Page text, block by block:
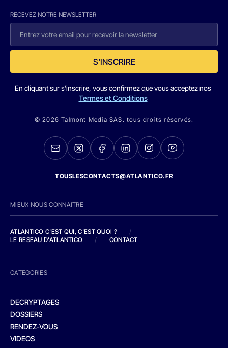
RECEVEZ NOTRE NEWSLETTER
S'INSCRIRE
En cliquant sur s'inscrire, vous confirmez que vous acceptez nos
Termes et Conditions
© 2026 Talmont Media SAS. tous droits réservés.
TOUSLESCONTACTS@ATLANTICO.FR
MIEUX NOUS CONNAITRE
ATLANTICO C'EST QUI, C'EST QUOI ?
/
LE RESEAU D'ATLANTICO
/ CONTACT
CATEGORIES
DECRYPTAGES
DOSSIERS
RENDEZ-VOUS
VIDEOS